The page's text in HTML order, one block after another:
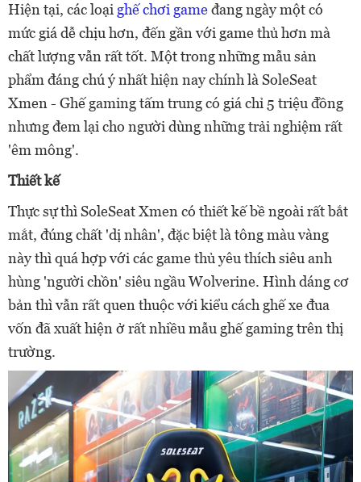
Hiện tại, các loại ghế chơi gameđang ngày một có
mức giá dễ chịu hơn, đến gần với game thủ hơn mà
chất lượng vẫn rất tốt. Một trong những mẫu sản
phẩm đáng chú ý nhất hiện nay chính là SoleSeat
Xmen - Ghế gaming tấm trung có giá chỉ 5 triệu đồng
nhưng đem lại cho người dùng những trải nghiệm rất
'êm mông'.
Thiết kế
Thực sự thì SoleSeat Xmen có thiết kế bề ngoài rất bắt
mắt, đúng chất 'dị nhân', đặc biệt là tông màu vàng
này thì quá hợp với các game thủ yêu thích siêu anh
hùng 'người chồn' siêu ngầu Wolverine. Hình dáng cơ
bản thì vẫn rất quen thuộc với kiểu cách ghế xe đua
vốn đã xuất hiện ở rất nhiều mẫu ghế gaming trên thị
trường.